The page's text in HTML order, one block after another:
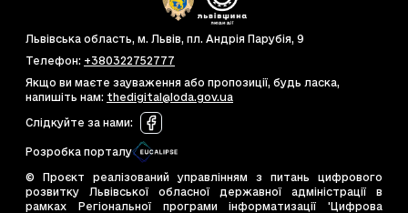
Львівська область, м. Львів, пл. Андрія Парубія, 9
Телефон: +380322752777
Якщо ви маєте зауваження або пропозиції, будь ласка,
напишіть нам: thedigital@loda.gov.ua
Слідкуйте за нами:
Розробка порталу
© Проєкт реалізований управлінням з питань цифрового
розвитку Львівської обласної державної адміністрації в
рамках Регіональної програми інформатизації 'Цифрова